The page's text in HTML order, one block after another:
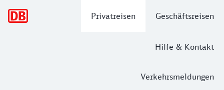
Privatreisen Geschäftsreisen
Hilfe & Kontakt
Verkehrsmeldungen